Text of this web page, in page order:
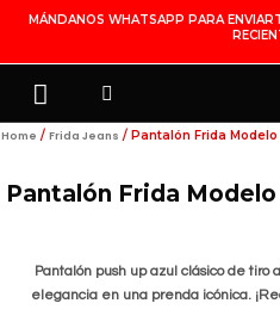
Contenido
MÁNDANOS WHATSAPP PARA
MenuSearch
Home / Frida Jeans / Pantalón Frida
Pantalón Frida
Pantalón push up azul clásico de
elegancia en una prenda icónica.